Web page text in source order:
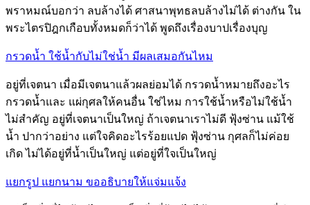
พราหมณ์บอกว่า ลบล้างได้ ศาสนาพุทธลบล้างไม่ได้ ต่างกัน ใน
พระไตรปิฎกเกือบทั้งหมดก็ว่าได้ พูดถึงเรื่องบาปเรื่องบุญ
กรวดน้ำ ใช้น้ำกับไม่ใช่น้ำ มีผลเสมอกันไหม
อยู่ที่เจตนา เมื่อมีเจตนาแล้วผลย่อมได้ กรวดน้ำหมายถึงอะไร
กรวดน้ำและ แผ่กุศลให้คนอื่น ใช่ไหม การใช้น้ำหรือไม่ใช้น้ำ
ไม่สำคัญ อยู่ที่เจตนาเป็นใหญ่ ถ้าเจตนาเราไม่ดี ฟุ้งซ่าน แม้ใช้
น้ำ ปากว่าอย่าง แต่ใจคิดอะไรร้อยแปด ฟุ้งซ่าน กุศลก็ไม่ค่อย
เกิด ไม่ได้อยู่ที่น้ำเป็นใหญ่ แต่อยู่ที่ใจเป็นใหญ่
แยกรูป แยกนาม ขออธิบายให้แจ่มแจ้ง